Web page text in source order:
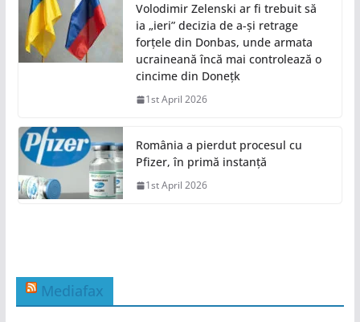
Volodimir Zelenski ar fi trebuit să
ia „ieri” decizia de a-și retrage
forțele din Donbas, unde armata
ucraineană încă mai controlează o
cincime din Donețk
1st April 2026
România a pierdut procesul cu
Pfizer, în primă instanță
1st April 2026
Mediafax